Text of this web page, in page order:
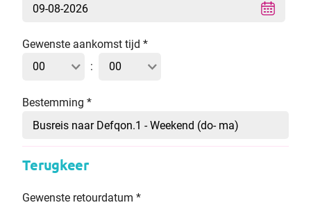
Gewenste aankomst tijd *
:
Bestemming *
Terugkeer
Gewenste retourdatum *